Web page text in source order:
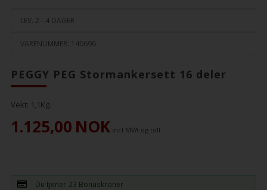
LEV. 2 - 4 DAGER
VARENUMMER: 140696
PEGGY PEG Stormankersett 16 deler
Vekt: 1,1Kg.
1.125,00 NOK incl MVA og toll
Du tjener 23 Bonuskroner